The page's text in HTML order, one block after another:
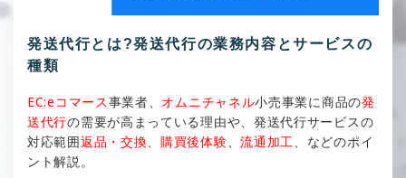
発送代行とは?発送代行の業務内容とサービスの
種類
EC:eコマース事業者、 オムニチャネル小売事業に商品の発
送代行の需要が高まっている理由や、発送代行サービスの
対応範囲返品・交換、購買後体験、流通加工、などのポイ
ント解説。